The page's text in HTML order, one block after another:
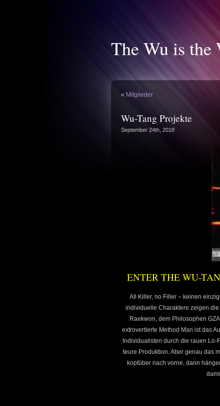
The Wu is the
« Mitglieder
Wu-Tang Projekte
September 24th, 2018
ENTER THE WU-
All Killer, no Filler – keinen
individuelle Charaktere zeigen
Raekwon, dem Philosophen
extrovertierte Method Man ist das
Individualisten durch die rauen Lo-
teure Produktion. Aber genau das
kopfüber nach vorne, dann